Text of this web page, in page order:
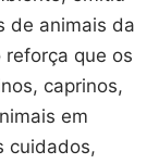
de animais da
que os
caprinos,
em
cuidados,